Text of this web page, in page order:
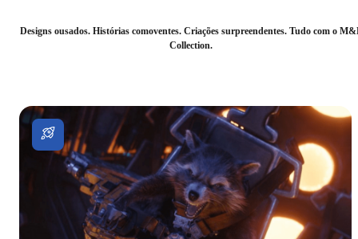
Designs ousados. Histórias comoventes. Criações surpreendentes. Tudo com o
Collection.